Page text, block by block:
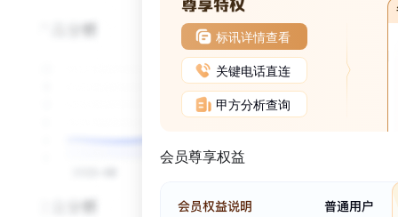
标讯详情查看
关键电话直连
甲方分析查询
会员尊享权益